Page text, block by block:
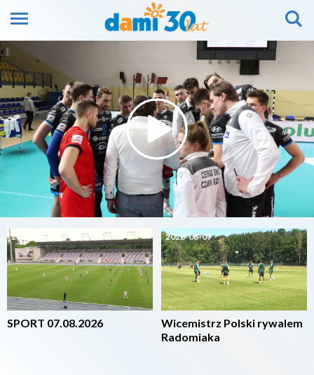
2026-08-07
SPORT 07.08.2026
2026-08-07
Wicemistrz Polski rywalem
Radomiaka